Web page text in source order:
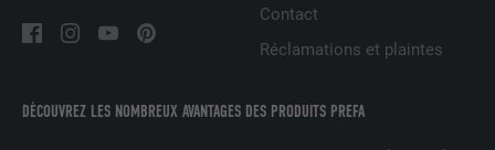
DÉCOUVREZ LES NOMBREUX AVANTAGES DES PRODUITS PREFA
Contact
Réclamations et plaintes
la publicité adaptée aux préférences de
NOM lidc